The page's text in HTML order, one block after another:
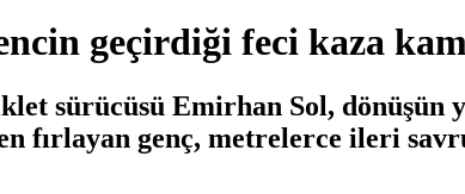
geçirdiği feci kaza
sürücüsü Emirhan Sol, dönüşün
fırlayan genç, metrelerce ileri